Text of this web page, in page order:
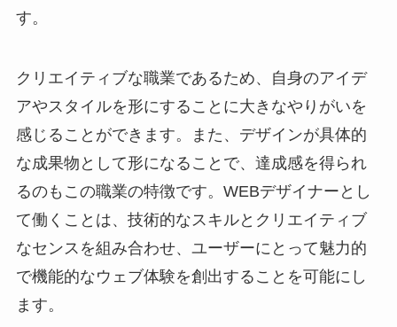
す。
クリエイティブな職業であるため、自身のアイデ
アやスタイルを形にすることに大きなやりがいを
感じることができます。また、デザインが具体的
な成果物として形になることで、達成感を得られ
るのもこの職業の特徴です。WEBデザイナーとし
て働くことは、技術的なスキルとクリエイティブ
なセンスを組み合わせ、ユーザーにとって魅力的
で機能的なウェブ体験を創出することを可能にし
ます。